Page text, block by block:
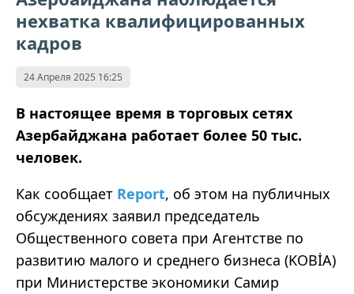
нехватка квалифицированных
кадров
24 Апреля 2025 16:25
В настоящее время в торговых сетях
Азербайджана работает более 50 тыс.
человек.
Как сообщает Report, об этом на публичных
обсуждениях заявил председатель
Общественного совета при Агентстве по
развитию малого и среднего бизнеса (KOBİA)
при Министерстве экономики Самир